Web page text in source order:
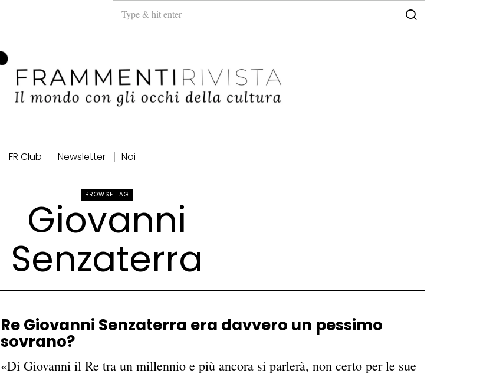
FR Club Newsletter Noi
BROWSE TAG
Giovanni
Senzaterra
Re Giovanni Senzaterra era davvero un pessimo
sovrano?
«Di Giovanni il Re tra un millennio e più ancora si parlerà, non certo per le sue